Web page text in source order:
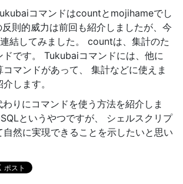
コマンドはcountとmojihameでし
則的威力は前回も紹介しましたが、今
結してみました。 countは、集計のた
ドです。 Tukubaiコマンドには、他に
マンドがあって、 集計などに使えま
します。
りにコマンドを使う方法を紹介しま
というやつですが、 シェルスクリプ
自然に実現できることを示したいと思い